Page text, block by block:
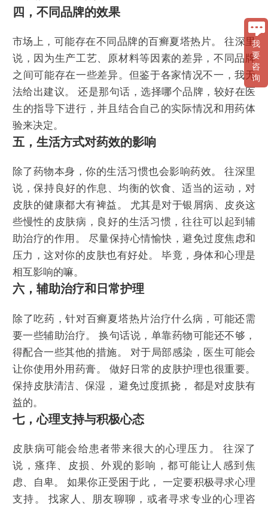
四，不同品牌的效果
市场上，可能存在不同品牌的百癣夏塔热片。 往深里
说，因为生产工艺、原材料等因素的差异，不同品牌
之间可能存在一些差异。但鉴于各家情况不一，我无
法给出建议。 还是那句话，选择哪个品牌，较好在医
生的指导下进行，并且结合自己的实际情况和用药体
验来决定。
五，生活方式对药效的影响
除了药物本身，你的生活习惯也会影响药效。 往深里
说，保持良好的作息、均衡的饮食、适当的运动，对
皮肤的健康都大有裨益。 尤其是对于银屑病、皮炎这
些慢性的皮肤病，良好的生活习惯，往往可以起到辅
助治疗的作用。 尽量保持心情愉快，避免过度焦虑和
压力，这对你的皮肤也有好处。 毕竟，身体和心理是
相互影响的嘛。
六，辅助治疗和日常护理
除了吃药，针对百癣夏塔热片治疗什么病，可能还需
要一些辅助治疗。 换句话说，单靠药物可能还不够，
得配合一些其他的措施。 对于局部感染，医生可能会
让你使用外用药膏。 做好日常的皮肤护理也很重要。
保持皮肤清洁、保湿， 避免过度抓挠， 都是对皮肤有
益的。
七，心理支持与积极心态
皮肤病可能会给患者带来很大的心理压力。 往深了
说，瘙痒、皮损、外观的影响，都可能让人感到焦
虑、自卑。 如果你正受困于此， 一定要积极寻求心理
支持。 找家人、朋友聊聊，或者寻求专业的心理咨
我
要
咨
询